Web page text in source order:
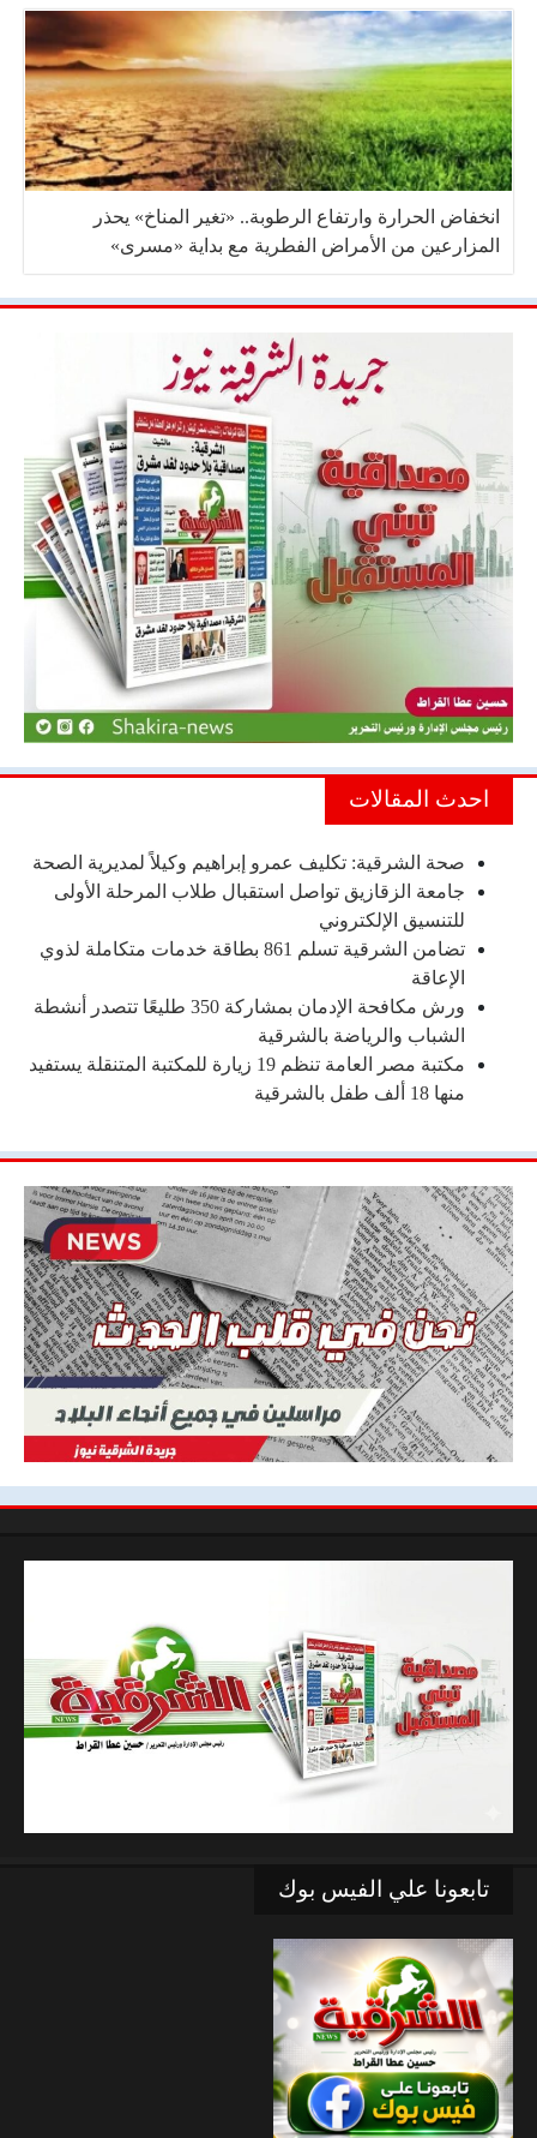
انخفاض الحرارة وارتفاع الرطوبة.. «تغير المناخ» يحذر
المزارعين من الأمراض الفطرية مع بداية «مسرى»
احدث المقالات
صحة الشرقية: تكليف عمرو إبراهيم وكيلاً لمديرية الصحة
جامعة الزقازيق تواصل استقبال طلاب المرحلة الأولى
للتنسيق الإلكتروني
تضامن الشرقية تسلم 861 بطاقة خدمات متكاملة لذوي
الإعاقة
ورش مكافحة الإدمان بمشاركة 350 طليعًا تتصدر أنشطة
الشباب والرياضة بالشرقية
مكتبة مصر العامة تنظم 19 زيارة للمكتبة المتنقلة يستفيد
منها 18 ألف طفل بالشرقية
تابعونا علي الفيس بوك